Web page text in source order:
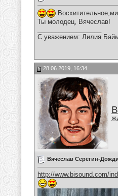
Ты молодец, Вячеслав!
С уважением: Лилия
28.06.2019, 16:34
Вячеслав Серёгин-Дожди
http://www.bisound.com/